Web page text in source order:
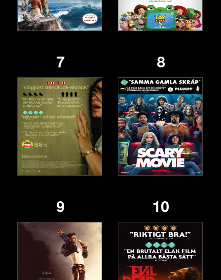
7 8
9 10